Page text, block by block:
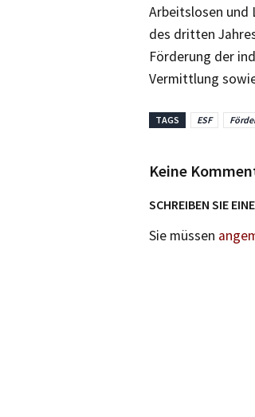
Arbeitslosen und
des dritten
Förderung der
Vermittlung
TAGS ESF
Keine
SCHREIBEN SIE
Sie müssen